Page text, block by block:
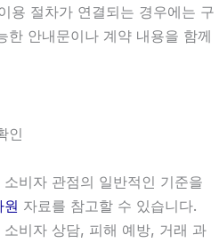
용 절차가 연결되는 경우에는 구
한 안내문이나 계약 내용을 함께
인
비자 관점의 일반적인 기준을
원 자료를 참고할 수 있습니다.
비자 상담, 피해 예방, 거래 과